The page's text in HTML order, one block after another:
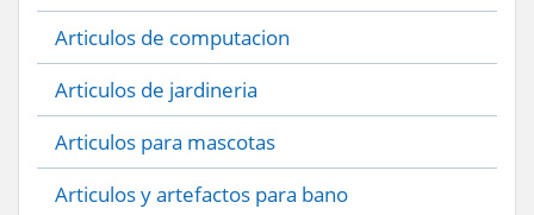
Articulos de computacion
Articulos de jardineria
Articulos para mascotas
Articulos y artefactos para bano